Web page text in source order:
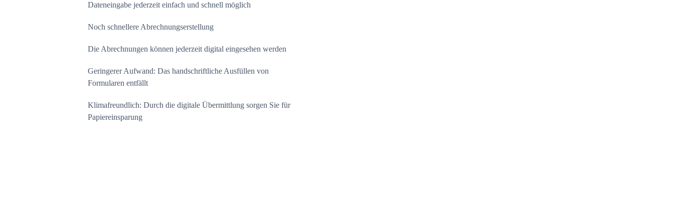
Dateneingabe jederzeit einfach und schnell möglich
Noch schnellere Abrechnungserstellung
Die Abrechnungen können jederzeit digital eingesehen werden
Geringerer Aufwand: Das handschriftliche Ausfüllen von
Formularen entfällt
Klimafreundlich: Durch die digitale Übermittlung sorgen Sie für
Papiereinsparung